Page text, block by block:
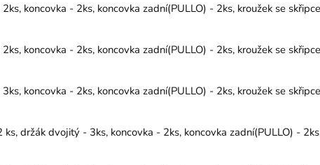
koncovka - 2ks, koncovka zadní(PULLO) - 2ks, kroužek se
koncovka - 2ks, koncovka zadní(PULLO) - 2ks, kroužek se
koncovka - 2ks, koncovka zadní(PULLO) - 2ks, kroužek se
držák dvojitý - 3ks, koncovka - 2ks, koncovka zadní(PULLO) -